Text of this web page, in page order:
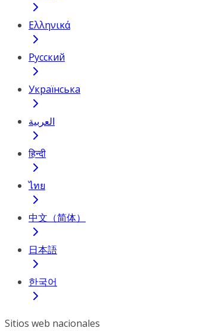
Ελληνικά
Русский
Українська
العربية
हिन्दी
ไทย
中文（简体）
日本語
한국어
Sitios web nacionales